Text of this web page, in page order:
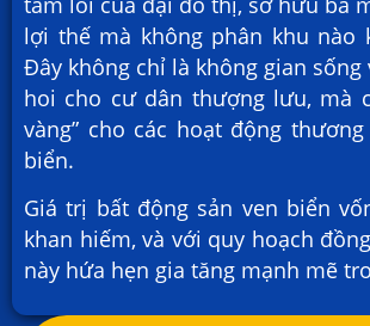
lợi thế mà không phân khu nào
Đây không chỉ là không gian sống
hoi cho cư dân thượng lưu, mà
vàng” cho các hoạt động
biển.
Giá trị bất động sản ven biển
khan hiếm, và với quy hoạch
này hứa hẹn gia tăng mạnh mẽ